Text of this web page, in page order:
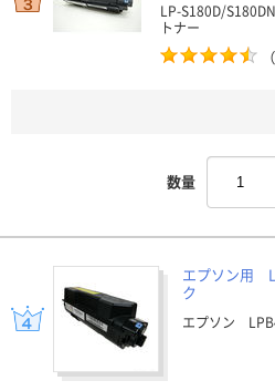
LP-S180D/
トナー
（
数量
エプソン用
ク
エプソン